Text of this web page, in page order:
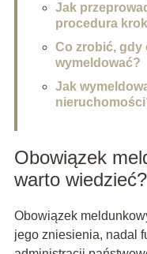
Jak
procedura
Co zrobić, gdy
wymeldować?
Jak
Obowiązek
warto wiedzieć?
Obowiązek
jego zniesienia, nadal